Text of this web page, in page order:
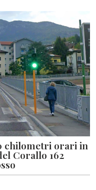
chilometri orari in
Corallo 162